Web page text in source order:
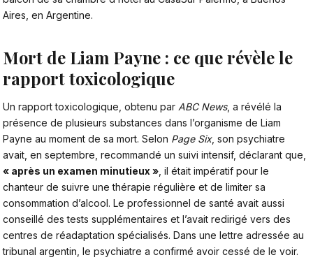
Aires, en Argentine.
Mort de Liam Payne : ce que révèle le
rapport toxicologique
Un rapport toxicologique, obtenu par ABC News, a révélé la
présence de plusieurs substances dans l’organisme de Liam
Payne au moment de sa mort. Selon Page Six, son psychiatre
avait, en septembre, recommandé un suivi intensif, déclarant que,
« après un examen minutieux » , il était impératif pour le
chanteur de suivre une thérapie régulière et de limiter sa
consommation d’alcool. Le professionnel de santé avait aussi
conseillé des tests supplémentaires et l’avait redirigé vers des
centres de réadaptation spécialisés. Dans une lettre adressée au
tribunal argentin, le psychiatre a confirmé avoir cessé de le voir.